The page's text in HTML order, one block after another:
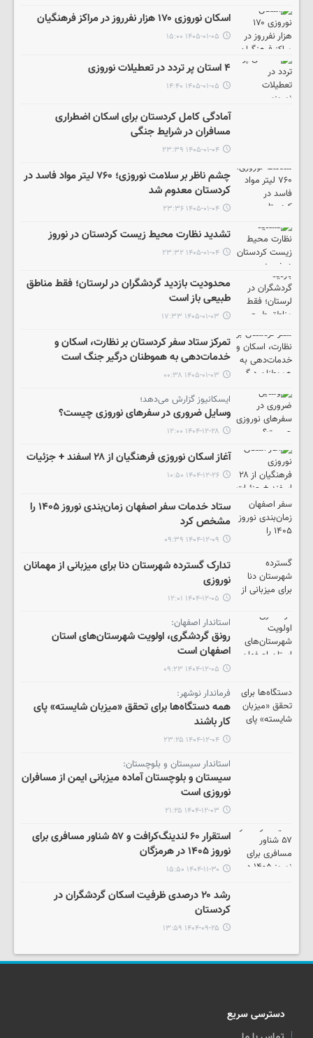
اسکان نوروزی ۱۷۰ هزار نفرروز در مراکز فرهنگیان
۱۴۰۵-۰۱-۰۵ ۱۵:۰۰
۴ استان پر تردد در تعطیلات نوروزی
۱۴۰۵-۰۱-۰۵ ۱۴:۴۰
آمادگی کامل کردستان برای اسکان اضطراری
مسافران در شرایط جنگی
۱۴۰۵-۰۱-۰۴ ۲۳:۳۹
چشم ناظر بر سلامت نوروزی؛ ۷۶۰ لیتر مواد فاسد در
کردستان معدوم شد
۱۴۰۵-۰۱-۰۴ ۲۳:۳۶
تشدید نظارت محیط زیست کردستان در نوروز
۱۴۰۵-۰۱-۰۴ ۲۳:۳۲
محدودیت بازدید گردشگران در لرستان؛ فقط مناطق
طبیعی باز است
۱۴۰۵-۰۱-۰۳ ۱۷:۳۳
تمرکز ستاد سفر کردستان بر نظارت، اسکان و
خدمات‌دهی به هموطنان درگیر جنگ است
۱۴۰۵-۰۱-۰۳ ۰۰:۳۸
ایسکانیوز گزارش می‌دهد؛
وسایل ضروری در سفرهای نوروزی چیست؟
۱۴۰۴-۱۲-۲۸ ۱۲:۰۰
آغاز اسکان‌ نوروزی فرهنگیان از ۲۸ اسفند + جزئیات
۱۴۰۴-۱۲-۲۶ ۱۰:۵۰
ستاد خدمات سفر اصفهان زمان‌بندی نوروز ۱۴۰۵ را
مشخص کرد
۱۴۰۴-۱۲-۰۹ ۰۹:۳۹
تدارک گسترده شهرستان دنا برای میزبانی از مهمانان
نوروزی
۱۴۰۴-۱۲-۰۵ ۱۲:۰۱
استاندار اصفهان:
رونق گردشگری، اولویت شهرستان‌های استان
اصفهان است
۱۴۰۴-۱۲-۰۵ ۰۹:۲۳
فرماندار نوشهر:
همه دستگاه‌ها برای تحقق «میزبان شایسته» پای
کار باشند
۱۴۰۴-۱۲-۰۴ ۲۳:۲۵
استاندار سیستان و بلوچستان:
سیستان و بلوچستان آماده میزبانی ایمن از مسافران
نوروزی است
۱۴۰۴-۱۲-۰۳ ۲۱:۲۵
استقرار ۶۰ لندینگ‌کرافت و ۵۷ شناور مسافری برای
نوروز ۱۴۰۵ در هرمزگان
۱۴۰۴-۱۱-۳۰ ۱۵:۵۰
رشد ۲۰ درصدی ظرفیت اسکان گردشگران در
کردستان
۱۴۰۴-۰۹-۲۵ ۱۳:۵۹
دسترسی سریع